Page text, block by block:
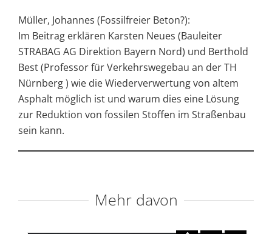
Müller, Johannes (Fossilfreier Beton?):
Im Beitrag erklären Karsten Neues (Bauleiter
STRABAG AG Direktion Bayern Nord) und Berthold
Best (Professor für Verkehrswegebau an der TH
Nürnberg ) wie die Wiederverwertung von altem
Asphalt möglich ist und warum dies eine Lösung
zur Reduktion von fossilen Stoffen im Straßenbau
sein kann.
Mehr davon